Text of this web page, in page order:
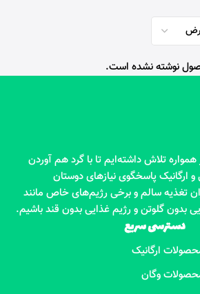
نوشته نشده است.
به امروز همواره تلاش داشته‌ایم تا با گرد هم آوردن
ارگانیک پاسخگوی نیازهای دوستان
تغذیه سالم و برخی رژیم‌های خاص مانند
بدون گلوتن و رژیم غذایی بدون قند باشیم.
دسترسی سریع
ارگانیک
وگان